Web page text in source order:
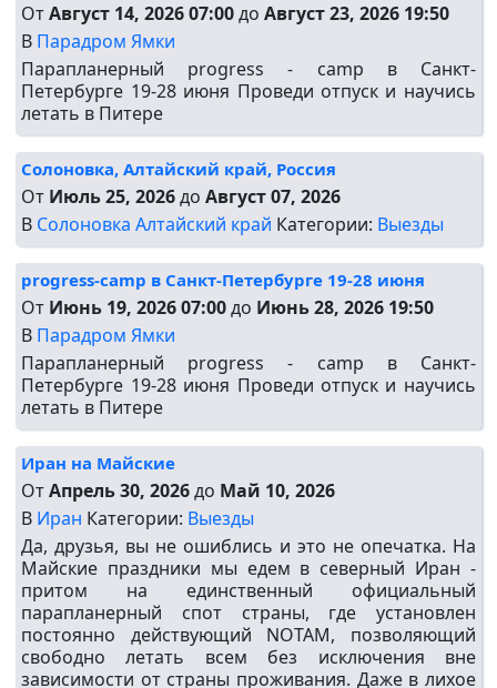
ОтАвгуст 14, 2026 07:00доАвгуст 23, 2026 19:50
В Парадром Ямки
Парапланерный progress - camp в Санкт-
Петербурге 19-28 июня Проведи отпуск и научись
летать в Питере
Солоновка, Алтайский край, Россия
От Июль 25, 2026доАвгуст 07, 2026
В Солоновка Алтайский край Категории: Выезды
progress-camp в Санкт-Петербурге 19-28 июня
От Июнь 19, 2026 07:00до Июнь 28, 2026 19:50
В Парадром Ямки
Парапланерный progress - camp в Санкт-
Петербурге 19-28 июня Проведи отпуск и научись
летать в Питере
Иран на Майские
ОтАпрель 30, 2026до Май 10, 2026
В Иран Категории: Выезды
Да, друзья, вы не ошиблись и это не опечатка. На
Майские праздники мы едем в северный Иран -
притом на единственный официальный
парапланерный спот страны, где установлен
постоянно действующий NOTAM, позволяющий
свободно летать всем без исключения вне
зависимости от страны проживания. Даже в лихое